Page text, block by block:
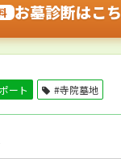
お墓診断はこ
ート #寺院墓地